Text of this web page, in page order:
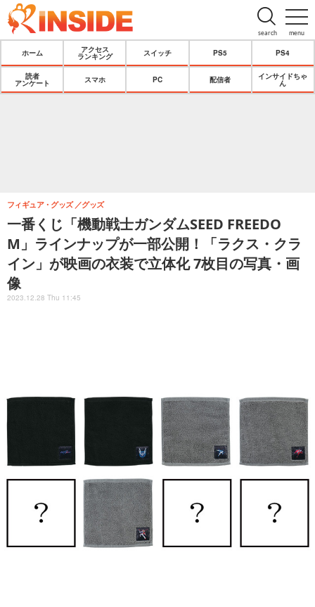
menu
search
ホーム
アクセス
ランキング
スイッチ PS5 PS4
読者
アンケート
スマホ PC 配信者
インサイドちゃ
ん
一番くじ「機動戦士ガンダムSEED FREEDO
M」ラインナップが一部公開！「ラクス・クラ
イン」が映画の衣装で立体化 7枚目の写真・画
像
フィギュア・グッズ グッズ
2023.12.28 Thu 11:45